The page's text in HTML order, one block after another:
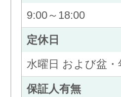
9:00～18:00
定休日
水曜日 および盆
保証人有無